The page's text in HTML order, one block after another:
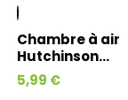
Chambre à air
Hutchinson...
5,99 €